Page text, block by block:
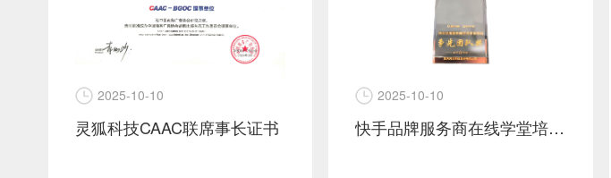
2025-10-10
灵狐科技CAAC联席事长证书
2025-10-10
快手品牌服务商在线学堂培训-争先团队奖